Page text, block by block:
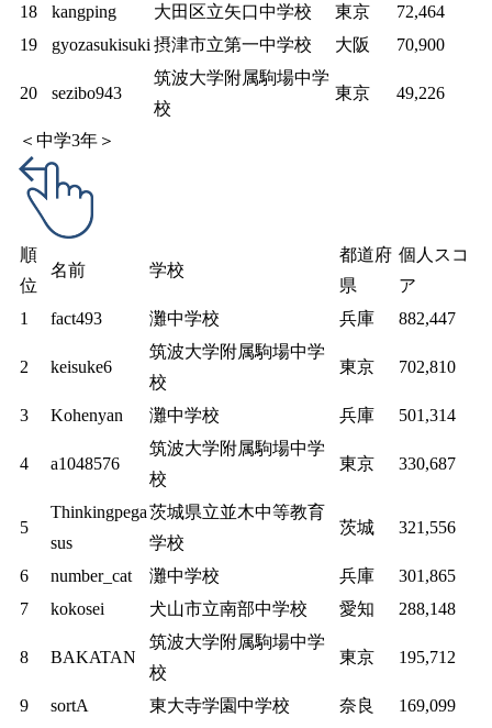
18
kangping 大田区立矢口中学校 東京
72,464
19
gyozasukisuki 摂津市立第一中学校 大阪 70,900
20 sezibo943
筑波大学附属駒場中学
校
東京 49,226
＜中学3年＞
順
位
名前 学校
都道府
県
個人スコ
ア
1
fact493 灘中学校 兵庫 882,447
2 keisuke6
筑波大学附属駒場中学
校
東京 702,810
3 Kohenyan 灘中学校 兵庫 501,314
4 a1048576
筑波大学附属駒場中学
校
東京 330,687
5
Thinkingpega
sus
茨城県立並木中等教育
学校
茨城 321,556
6 number_cat 灘中学校 兵庫
301,865
7
kokosei 犬山市立南部中学校 愛知 288,148
8 BAKATAN
筑波大学附属駒場中学
校
東京 195,712
9 sortA 東大寺学園中学校 奈良 169,099